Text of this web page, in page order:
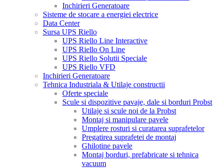
Inchirieri Generatoare
Sisteme de stocare a energiei electrice
Data Center
Sursa UPS Riello
UPS Riello Line Interactive
UPS Riello On Line
UPS Riello Solutii Speciale
UPS Riello VFD
Inchirieri Generatoare
Tehnica Industriala & Utilaje constructii
Oferte speciale
Scule si dispozitive pavaje, dale si borduri Probst
Utilaje si scule noi de la Probst
Montaj si manipulare pavele
Umplere rosturi si curatarea suprafetelor
Pregatirea suprafetei de montaj
Ghilotine pavele
Montaj borduri, prefabricate si tehnica
vacuum